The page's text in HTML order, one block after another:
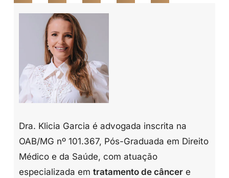
Dra. Klicia Garcia é advogada inscrita na
OAB/MG nº 101.367, Pós-Graduada em Direito
Médico e da Saúde, com atuação
especializada em tratamento de câncer e